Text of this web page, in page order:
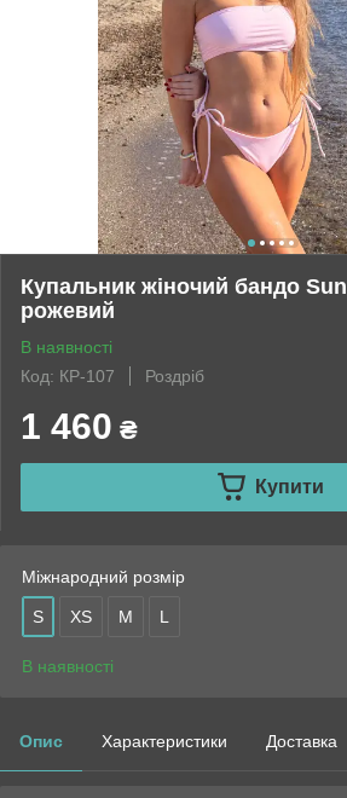
Купальник жіночий бандо
рожевий
В наявності
Код: КР-107
Роздріб
1 460 ₴
Купити
Міжнародний розмір
S XS M L
В наявності
Опис Характеристики Доставка